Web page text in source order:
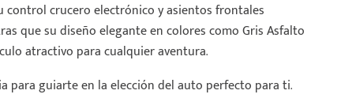
control crucero electrónico y asientos frontales
que su diseño elegante en colores como Gris Asfalto
atractivo para cualquier aventura.
guiarte en la elección del auto perfecto para ti.